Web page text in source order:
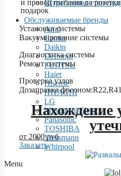
Штробление стен
Обслуживаемые бренды
Artel
Carrier
Daikin
DeLongi
FUJITSU
Haier
Hisense
HITACHI
LG
Mitsubishi Electric
Panasonic
TOSHIBA
Viessmann
Whirpool
Menu
и провод питания до
подарок
Установка системы
Вакуумирование системы
Диагностика системы
Ремонт системы
Проверка узлов
Дозаправка
Нахождение
от 2000 руб
Заказать